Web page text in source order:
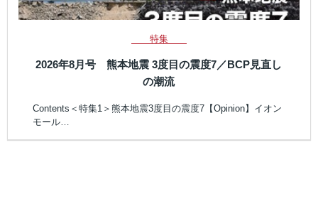
特集
2026年8月号 熊本地震 3度目の震度7／BCP見直し
の潮流
Contents＜特集1＞熊本地震3度目の震度7【Opinion】イオン
モール…